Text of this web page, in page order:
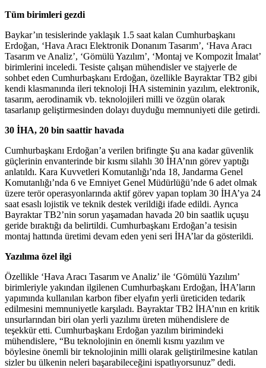
Tüm birimleri gezdi
Baykar’ın tesislerinde yaklaşık 1.5 saat kalan Cumhurbaşkanı
Erdoğan, ‘Hava Aracı Elektronik Donanım Tasarım’, ‘Hava Aracı
Tasarım ve Analiz’, ‘Gömülü Yazılım’, ‘Montaj ve Kompozit İmalat’
birimlerini inceledi. Tesiste çalışan mühendisler ve stajyerle de
sohbet eden Cumhurbaşkanı Erdoğan, özellikle Bayraktar TB2 gibi
kendi klasmanında ileri teknoloji İHA sisteminin yazılım, elektronik,
tasarım, aerodinamik vb. teknolojileri milli ve özgün olarak
tasarlanıp geliştirmesinden dolayı duyduğu memnuniyeti dile getirdi.
30 İHA, 20 bin saattir havada
Cumhurbaşkanı Erdoğan’a verilen brifingte Şu ana kadar güvenlik
güçlerinin envanterinde bir kısmı silahlı 30 İHA’nın görev yaptığı
anlatıldı. Kara Kuvvetleri Komutanlığı’nda 18, Jandarma Genel
Komutanlığı’nda 6 ve Emniyet Genel Müdürlüğü’nde 6 adet olmak
üzere terör operasyonlarında aktif görev yapan toplam 30 İHA’ya 24
saat esaslı lojistik ve teknik destek verildiği ifade edildi. Ayrıca
Bayraktar TB2’nin sorun yaşamadan havada 20 bin saatlik uçuşu
geride bıraktığı da belirtildi. Cumhurbaşkanı Erdoğan’a tesisin
montaj hattında üretimi devam eden yeni seri İHA’lar da gösterildi.
Yazılıma özel ilgi
Özellikle ‘Hava Aracı Tasarım ve Analiz’ ile ‘Gömülü Yazılım’
birimleriyle yakından ilgilenen Cumhurbaşkanı Erdoğan, İHA’ların
yapımında kullanılan karbon fiber elyafın yerli üreticiden tedarik
edilmesini memnuniyetle karşıladı. Bayraktar TB2 İHA’nın en kritik
unsurlarından biri olan yerli yazılımı üreten mühendislere de
teşekkür etti. Cumhurbaşkanı Erdoğan yazılım birimindeki
mühendislere, “Bu teknolojinin en önemli kısmı yazılım ve
böylesine önemli bir teknolojinin milli olarak geliştirilmesine katılan
sizler bu ülkenin neleri başarabileceğini ispatlıyorsunuz” dedi.